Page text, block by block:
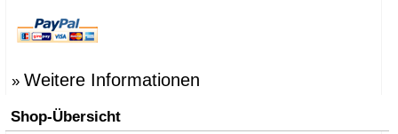
» Weitere Informationen
Shop-Übersicht